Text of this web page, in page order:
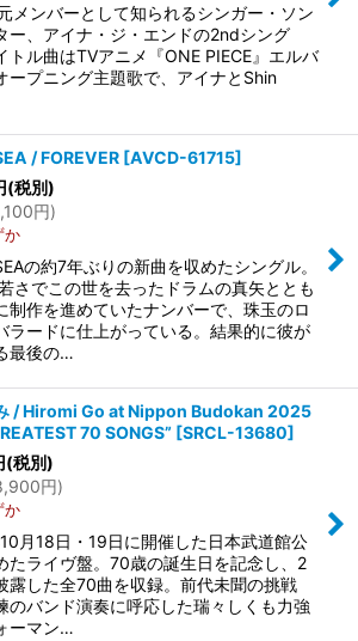
メンバーとして知られるシンガー・ソン
ー、アイナ・ジ・エンドの2ndシング
トル曲はTVアニメ『ONE PIECE』エルバ
ープニング主題歌で、アイナとShin
/ FOREVER [AVCD-61715]
(税別)
円)
か
の約7年ぶりの新曲を収めたシングル。
さでこの世を去ったドラムの真矢ととも
制作を進めていたナンバーで、珠玉のロ
ラードに仕上がっている。結果的に彼が
最後の…
/ Hiromi Go at Nippon Budokan 2025
70 SONGS” [SRCL-13680]
(税別)
円)
か
月18日・19日に開催した日本武道館公
たライヴ盤。70歳の誕生日を記念し、2
露した全70曲を収録。前代未聞の挑戦
のバンド演奏に呼応した瑞々しくも力強
ーマン…